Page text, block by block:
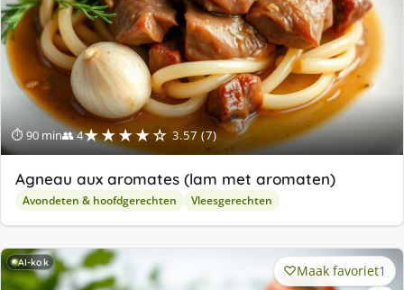
⏱ 90 min👥 4★★★★☆ 3.57 (7)
Agneau aux aromates (lam met aromaten)
Avondeten & hoofdgerechten Vleesgerechten
AI-kok Maak favoriet1